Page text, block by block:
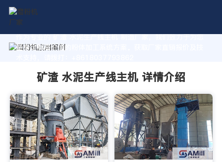
作为专业的 矿渣 水泥生产线主机 制造厂家，我们致力于为您
量身定制高价值的粉体加工系统方案。获取厂家直销报价及技
矿渣 水泥生产线主机 详情介绍